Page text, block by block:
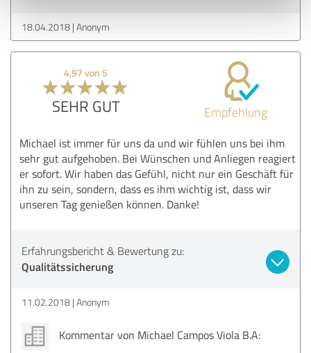
18.04.2018 Anonym
4,97 von 5
SEHR GUT Empfehlung
Michael ist immer für uns da und wir fühlen uns bei ihm
sehr gut aufgehoben. Bei Wünschen und Anliegen reagiert
er sofort. Wir haben das Gefühl, nicht nur ein Geschäft für
ihn zu sein, sondern, dass es ihm wichtig ist, dass wir
unseren Tag genießen können. Danke!
Erfahrungsbericht & Bewertung zu:
Qualitätssicherung
11.02.2018 Anonym
Kommentar von Michael Campos Viola B.A: